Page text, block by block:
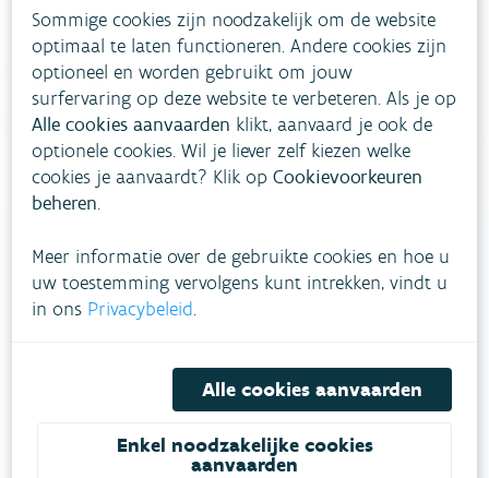
Niet gevonden wat je zocht?
Vul ons
contactformulier in.
Bel gratis 1700
VLAAMSE
Onze leefomgeving klimaatbestendig maken?
Daarvoor zetten we samen met partners in op
een duurzaam lucht-, water- en klimaatbeleid.
Sommige cookies zijn noodzakelijk om de website
optimaal te laten functioneren. Andere cookies zijn
optioneel en worden gebruikt om jouw
surfervaring op deze website te verbeteren. Als je op
Alle cookies aanvaarden klikt, aanvaard je ook de
optionele cookies. Wil je liever zelf kiezen welke
cookies je aanvaardt? Klik opCookievoorkeuren
beheren.
Meer informatie over de gebruikte cookies en hoe u
uw toestemming vervolgens kunt intrekken, vindt u
in ons Privacybeleid.
Alle cookies aanvaarden
Enkel noodzakelijke cookies
aanvaarden